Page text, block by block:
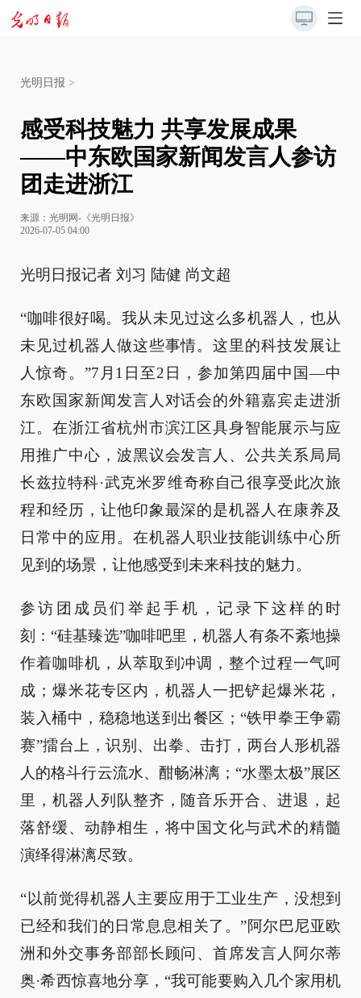
光明日报 >
感受科技魅力 共享发展成果
——中东欧国家新闻发言人参访
团走进浙江
来源： 光明网-《光明日报》
2026-07-05 04:00
光明日报记者 刘习 陆健 尚文超
“咖啡很好喝。我从未见过这么多机器人，也从
未见过机器人做这些事情。这里的科技发展让
人惊奇。”7月1日至2日，参加第四届中国—中
东欧国家新闻发言人对话会的外籍嘉宾走进浙
江。在浙江省杭州市滨江区具身智能展示与应
用推广中心，波黑议会发言人、公共关系局局
长兹拉特科·武克米罗维奇称自己很享受此次旅
程和经历，让他印象最深的是机器人在康养及
日常中的应用。在机器人职业技能训练中心所
见到的场景，让他感受到未来科技的魅力。
参访团成员们举起手机，记录下这样的时
刻：“硅基臻选”咖啡吧里，机器人有条不紊地操
作着咖啡机，从萃取到冲调，整个过程一气呵
成；爆米花专区内，机器人一把铲起爆米花，
装入桶中，稳稳地送到出餐区；“铁甲拳王争霸
赛”擂台上，识别、出拳、击打，两台人形机器
人的格斗行云流水、酣畅淋漓；“水墨太极”展区
里，机器人列队整齐，随音乐开合、进退，起
落舒缓、动静相生，将中国文化与武术的精髓
演绎得淋漓尽致。
“以前觉得机器人主要应用于工业生产，没想到
已经和我们的日常息息相关了。”阿尔巴尼亚欧
洲和外交事务部部长顾问、首席发言人阿尔蒂
奥·希西惊喜地分享，“我可能要购入几个家用机